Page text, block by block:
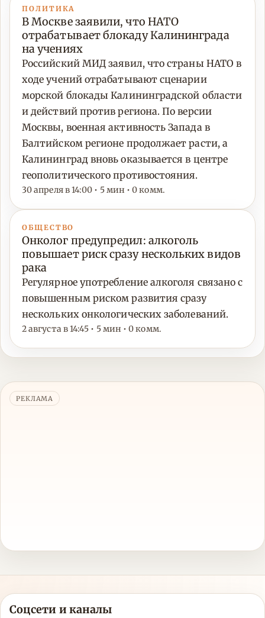
ПОЛИТИКА
В Москве заявили, что НАТО
отрабатывает блокаду Калининграда
на учениях
Российский МИД заявил, что страны НАТО в
ходе учений отрабатывают сценарии
морской блокады Калининградской области
и действий против региона. По версии
Москвы, военная активность Запада в
Балтийском регионе продолжает расти, а
Калининград вновь оказывается в центре
геополитического противостояния.
30 апреля в 14:00 • 5 мин • 0 комм.
ОБЩЕСТВО
Онколог предупредил: алкоголь
повышает риск сразу нескольких видов
рака
Регулярное употребление алкоголя связано с
повышенным риском развития сразу
нескольких онкологических заболеваний.
2 августа в 14:45 • 5 мин • 0 комм.
РЕКЛАМА
Соцсети и каналы